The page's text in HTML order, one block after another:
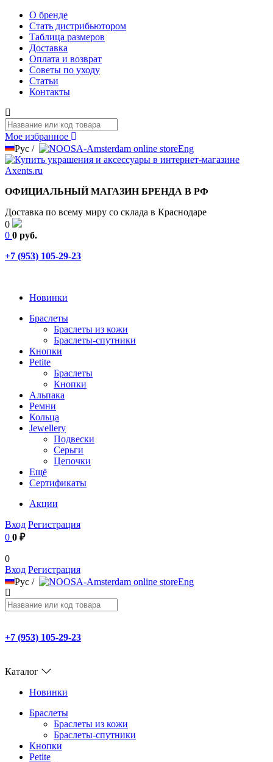
О бренде
Стать дистрибьютором
Таблица размеров
Доставка
Оплата и возврат
Советы по уходу
Статьи
Контакты
Мое избранное
Рус / Eng
ОФИЦИАЛЬНЫЙ МАГАЗИН БРЕНДА В РФ
Доставка по всему миру со склада в Краснодаре
0
0 0 руб.
+7 (953) 105-29-23
Новинки
Браслеты
Браслеты из кожи
Браслеты-спутники
Кнопки
Petite
Браслеты
Кнопки
Альпака
Ремни
Кольца
Jewellery
Подвески
Серьги
Цепочки
Ещё
Сертификаты
Акции
Вход Регистрация
0 0 ₽
0
Вход Регистрация
Рус / Eng
+7 (953) 105-29-23
Каталог
Новинки
Браслеты
Браслеты из кожи
Браслеты-спутники
Кнопки
Petite